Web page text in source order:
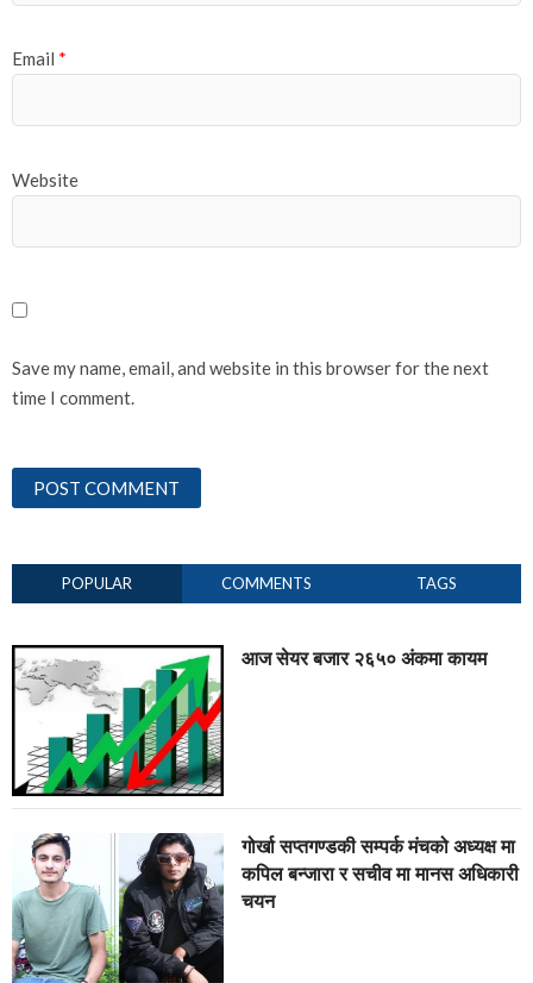
Email *
Website
Save my name, email, and website in this browser for the next
time I comment.
POPULAR COMMENTS TAGS
आज सेयर बजार २६५० अंकमा कायम
गोर्खा सप्तगण्डकी सम्पर्क मंचको अध्यक्ष मा
कपिल बन्जारा र सचीव मा मानस अधिकारी
चयन